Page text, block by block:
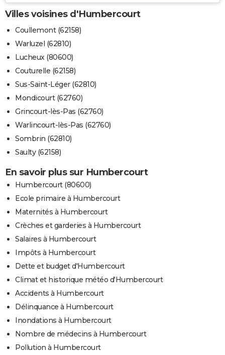
Villes voisines d'Humbercourt
Coullemont (62158)
Warluzel (62810)
Lucheux (80600)
Couturelle (62158)
Sus-Saint-Léger (62810)
Mondicourt (62760)
Grincourt-lès-Pas (62760)
Warlincourt-lès-Pas (62760)
Sombrin (62810)
Saulty (62158)
En savoir plus sur Humbercourt
Humbercourt (80600)
Ecole primaire à Humbercourt
Maternités à Humbercourt
Crèches et garderies à Humbercourt
Salaires à Humbercourt
Impôts à Humbercourt
Dette et budget d'Humbercourt
Climat et historique météo d'Humbercourt
Accidents à Humbercourt
Délinquance à Humbercourt
Inondations à Humbercourt
Nombre de médecins à Humbercourt
Pollution à Humbercourt